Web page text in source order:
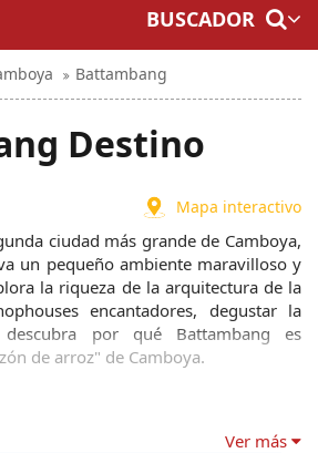
BUSCADOR
Battambang
Destino
Mapa interactivo
ciudad más grande de Camboya,
un pequeño ambiente maravilloso y
la riqueza de la arquitectura de la
encantadores, degustar la
por qué Battambang es
de arroz" de Camboya.
Ver más